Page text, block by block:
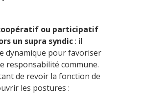
ou participatif
un supra syndic: il
dynamique pour favoriser
responsabilité commune.
de revoir la fonction de
les postures :